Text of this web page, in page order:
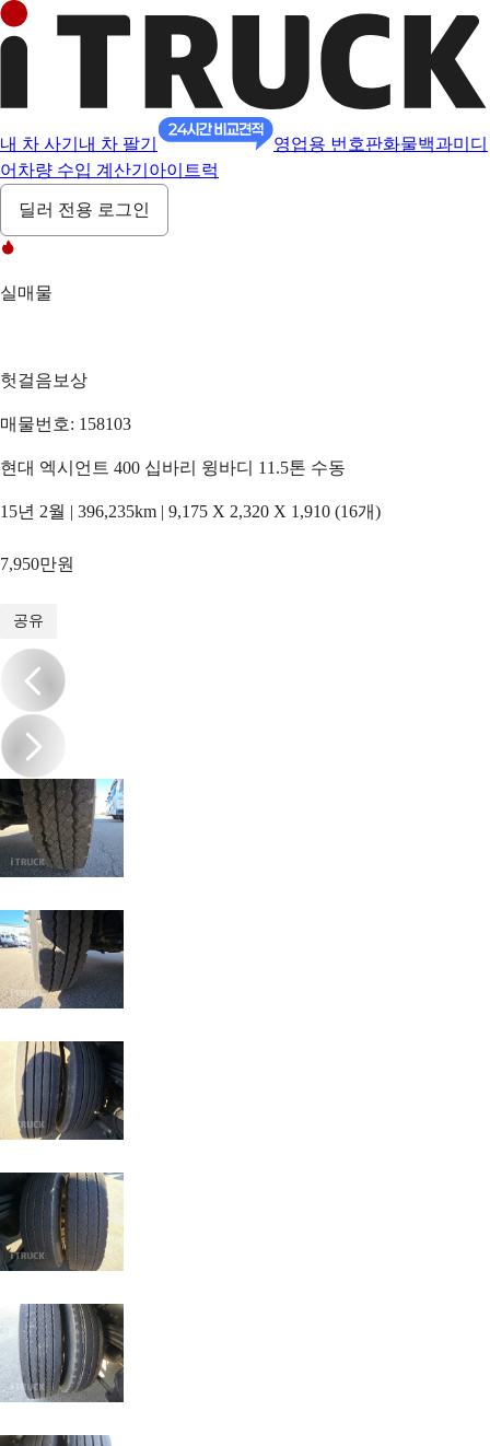
내 차 사기 내 차 팔기 영업용 번호판화물백과미디
어 차량 수입 계산기 아이트럭
딜러 전용 로그인
실매물
헛걸음보상
매물번호: 158103
현대 엑시언트 400 십바리 윙바디 11.5톤 수동
15년 2월 | 396,235km | 9,175 X 2,320 X 1,910 (16개)
7,950만원
공유
/16